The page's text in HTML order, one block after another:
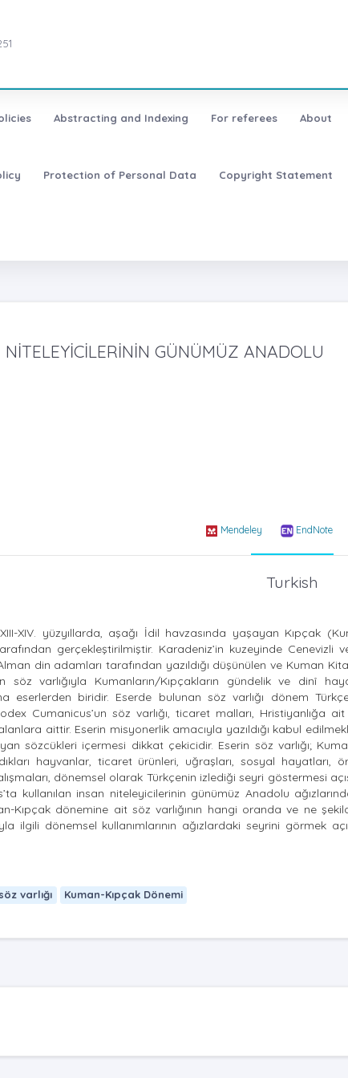
Abstracting and Indexing For referees About
Protection of Personal Data Copyright Statement
GÜNÜMÜZ ANADOLU
Mendeley EndNote
Turkish
XIV. yüzyıllarda, aşağı İdil havzasında yaşayan Kıpçak
gerçekleştirilmiştir. Karadeniz’in kuzeyinde Cenevizli
din adamları tarafından yazıldığı düşünülen ve Kuman
varlığıyla Kumanların/Kıpçakların gündelik ve dinî
eserlerden biridir. Eserde bulunan söz varlığı dönem
Cumanicus’un söz varlığı, ticaret malları, Hristiyanlığa
aittir. Eserin misyonerlik amacıyla yazıldığı kabul
sözcükleri içermesi dikkat çekicidir. Eserin söz varlığı;
hayvanlar, ticaret ürünleri, uğraşları, sosyal hayatları,
dönemsel olarak Türkçenin izlediği seyri göstermesi
kullanılan insan niteleyicilerinin günümüz Anadolu
Kıpçak dönemine ait söz varlığının hangi oranda ve ne
ilgili dönemsel kullanımlarının ağızlardaki seyrini görmek
varlığı Kuman-Kıpçak Dönemi